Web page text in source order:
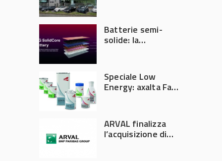
Batterie semi-
solide: la
accelerare la
rivoluzione
dell’auto elettrica
Speciale Low
Energy: axalta Fast
riduce consumi
energetici e
aumenta la
ARVAL finalizza
l’acquisizione di